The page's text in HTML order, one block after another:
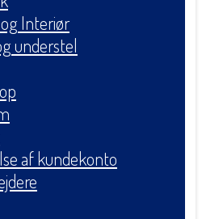
Interiør
understel
af kundekonto